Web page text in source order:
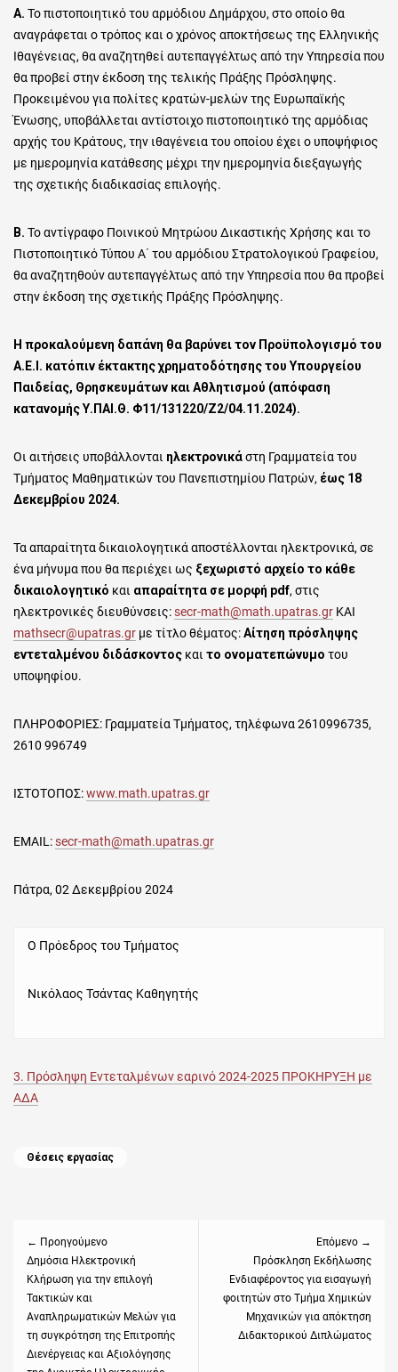
Α. Το πιστοποιητικό του αρμόδιου Δημάρχου, στο οποίο θα
αναγράφεται ο τρόπος και ο χρόνος αποκτήσεως της Ελληνικής
Ιθαγένειας, θα αναζητηθεί αυτεπαγγέλτως από την Υπηρεσία που
θα προβεί στην έκδοση της τελικής Πράξης Πρόσληψης.
Προκειμένου για πολίτες κρατών-μελών της Ευρωπαϊκής
Ένωσης, υποβάλλεται αντίστοιχο πιστοποιητικό της αρμόδιας
αρχής του Κράτους, την ιθαγένεια του οποίου έχει ο υποψήφιος
με ημερομηνία κατάθεσης μέχρι την ημερομηνία διεξαγωγής
της σχετικής διαδικασίας επιλογής.
Β. Το αντίγραφο Ποινικού Μητρώου Δικαστικής Χρήσης και το
Πιστοποιητικό Τύπου Α΄ του αρμόδιου Στρατολογικού Γραφείου,
θα αναζητηθούν αυτεπαγγέλτως από την Υπηρεσία που θα προβεί
στην έκδοση της σχετικής Πράξης Πρόσληψης.
Η προκαλούμενη δαπάνη θα βαρύνει τον Προϋπολογισμό του
Α.Ε.Ι. κατόπιν έκτακτης χρηματοδότησης του Υπουργείου
Παιδείας, Θρησκευμάτων και Αθλητισμού (απόφαση
κατανομής Υ.ΠΑΙ.Θ. Φ11/131220/Ζ2/04.11.2024).
Οι αιτήσεις υποβάλλονται ηλεκτρονικάστη Γραμματεία του
Τμήματος Μαθηματικών του Πανεπιστημίου Πατρών, έως 18
Δεκεμβρίου 2024.
Τα απαραίτητα δικαιολογητικά αποστέλλονται ηλεκτρονικά, σε
ένα μήνυμα που θα περιέχει ως ξεχωριστό αρχείο το κάθε
δικαιολογητικό και απαραίτητα σε μορφή pdf, στις
ηλεκτρονικές διευθύνσεις:secr-math@math.upatras.gr ΚΑΙ
mathsecr@upatras.gr με τίτλο θέματος:Αίτηση πρόσληψης
εντεταλμένου διδάσκοντος και το ονοματεπώνυμο του
υποψηφίου.
ΠΛΗΡΟΦΟΡΙΕΣ: Γραμματεία Τμήματος, τηλέφωνα 2610996735,
2610 996749
ΙΣΤΟΤΟΠΟΣ:www.math.upatras.gr
ΕMAIL:secr-math@math.upatras.gr
Πάτρα, 02 Δεκεμβρίου 2024
Ο Πρόεδρος του Τμήματος
Νικόλαος Τσάντας Καθηγητής
3. Πρόσληψη Εντεταλμένων εαρινό 2024-2025 ΠΡΟΚΗΡΥΞΗ με
ΑΔΑ
Categories
Θέσεις εργασίας
← Προηγούμενο
Previous
post:
Δημόσια Ηλεκτρονική
Κλήρωση για την επιλογή
Τακτικών και
Αναπληρωματικών Μελών για
τη συγκρότηση της Επιτροπής
Διενέργειας και Αξιολόγησης
Επόμενο →
post:
Πρόσκληση Εκδήλωσης
Ενδιαφέροντος για εισαγωγή
φοιτητών στο Τμήμα Χημικών
Μηχανικών για απόκτηση
Διδακτορικού Διπλώματος